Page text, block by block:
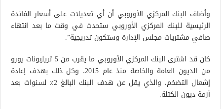
وأضاف البنك المركزي الأوروبي أن أي تعديلات على أسعار الفائدة
الرئيسية للبنك المركزي الأوروبي ستحدث في وقت ما بعد انتهاء
صافي مشتريات مجلس الإدارة وستكون تدريجية”.
كان قد اشترى البنك المركزي الأوروبي ما يقرب من 5 تريليونات يورو
من الديون العامة والخاصة منذ عام 2015، وكل ذلك بهدف إعادة
إشعال التضخم، والذي يقل عن هدف البنك البالغ 2٪ لسنوات بعد
أزمة ديون الكتلة.